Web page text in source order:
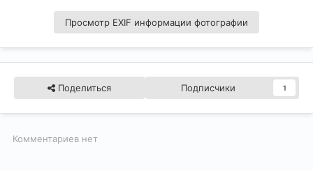
Просмотр EXIF информации фотографии
Поделиться Подписчики 1
Комментариев нет